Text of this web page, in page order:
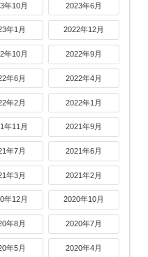
年10月 2023年6月
年1月 2022年12月
年10月 2022年9月
年6月 2022年4月
年2月 2022年1月
年11月 2021年9月
年7月 2021年6月
年3月 2021年2月
年12月 2020年10月
年8月 2020年7月
年5月 2020年4月